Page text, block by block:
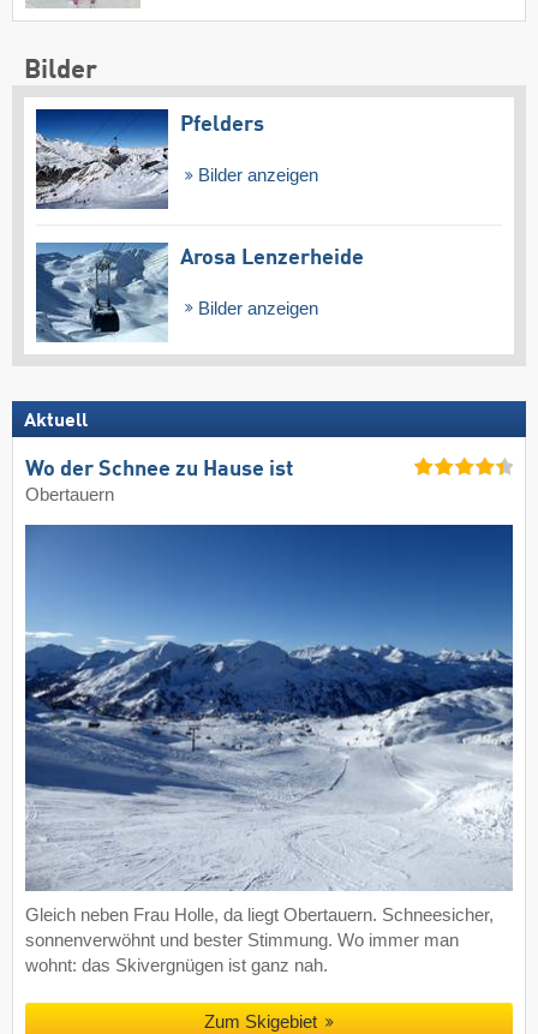
Bilder
Pfelders
Bilder anzeigen
Arosa Lenzerheide
Bilder anzeigen
Aktuell
Wo der Schnee zu Hause ist
Obertauern
Gleich neben Frau Holle, da liegt Obertauern. Schneesicher,
sonnenverwöhnt und bester Stimmung. Wo immer man
wohnt: das Skivergnügen ist ganz nah.
Zum Skigebiet